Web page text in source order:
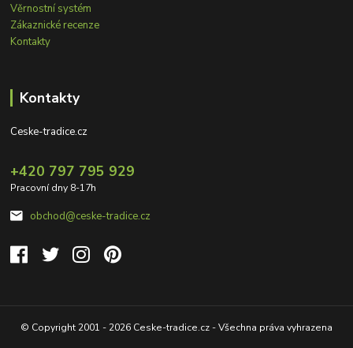
Věrnostní systém
Zákaznické recenze
Kontakty
Kontakty
Ceske-tradice.cz
+420 797 795 929
Pracovní dny 8-17h
obchod@ceske-tradice.cz
© Copyright 2001 - 2026 Ceske-tradice.cz - Všechna práva vyhrazena